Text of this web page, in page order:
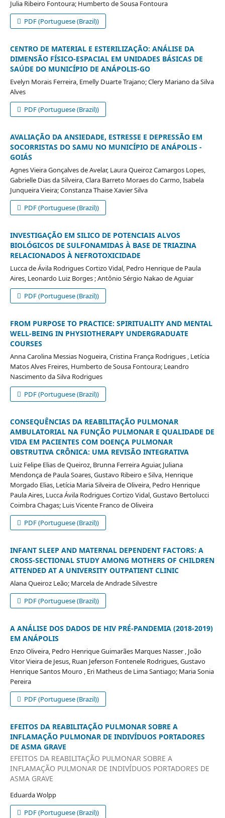
Julia Ribeiro Fontoura; Humberto de Sousa Fontoura
PDF (Portuguese (Brazil))
CENTRO DE MATERIAL E ESTERILIZAÇÃO: ANÁLISE DA
DIMENSÃO FÍSICO-ESPACIAL EM UNIDADES BÁSICAS DE
SAÚDE DO MUNICÍPIO DE ANÁPOLIS-GO
Evelyn Morais Ferreira, Emelly Duarte Trajano; Clery Mariano da Silva
Alves
PDF (Portuguese (Brazil))
AVALIAÇÃO DA ANSIEDADE, ESTRESSE E DEPRESSÃO EM
SOCORRISTAS DO SAMU NO MUNICÍPIO DE ANÁPOLIS -
GOIÁS
Agnes Vieira Gonçalves de Avelar, Laura Queiroz Camargos Lopes,
Gabrielle Dias da Silveira, Clara Barreto Moraes do Carmo, Isabela
Junqueira Vieira; Constanza Thaise Xavier Silva
PDF (Portuguese (Brazil))
INVESTIGAÇÃO EM SILICO DE POTENCIAIS ALVOS
BIOLÓGICOS DE SULFONAMIDAS À BASE DE TRIAZINA
RELACIONADOS À NEFROTOXICIDADE
Lucca de Ávila Rodrigues Cortizo Vidal, Pedro Henrique de Paula
Aires, Leonardo Luiz Borges ; Antônio Sérgio Nakao de Aguiar
PDF (Portuguese (Brazil))
FROM PURPOSE TO PRACTICE: SPIRITUALITY AND MENTAL
WELL-BEING IN PHYSIOTHERAPY UNDERGRADUATE
COURSES
Anna Carolina Messias Nogueira, Cristina França Rodrigues , Letícia
Matos Alves Freires, Humberto de Sousa Fontoura; Leandro
Nascimento da Silva Rodrigues
PDF (Portuguese (Brazil))
CONSEQUÊNCIAS DA REABILITAÇÃO PULMONAR
AMBULATORIAL NA FUNÇÃO PULMONAR E QUALIDADE DE
VIDA EM PACIENTES COM DOENÇA PULMONAR
OBSTRUTIVA CRÔNICA: UMA REVISÃO INTEGRATIVA
Luiz Felipe Elias de Queiroz, Brunna Ferreira Aguiar, Juliana
Mendonça de Paula Soares, Gustavo Ribeiro e Silva, Henrique
Morgado Elias, Letícia Maria Silveira de Oliveira, Pedro Henrique
Paula Aires, Lucca Ávila Rodrigues Cortizo Vidal, Gustavo Bertolucci
Coimbra Chagas; Luis Vicente Franco de Oliveira
PDF (Portuguese (Brazil))
INFANT SLEEP AND MATERNAL DEPENDENT FACTORS: A
CROSS-SECTIONAL STUDY AMONG MOTHERS OF CHILDREN
ATTENDED AT A UNIVERSITY OUTPATIENT CLINIC
Alana Queiroz Leão; Marcela de Andrade Silvestre
PDF (Portuguese (Brazil))
A ANÁLISE DOS DADOS DE HIV PRÉ-PANDEMIA (2018-2019)
EM ANÁPOLIS
Enzo Oliveira, Pedro Henrique Guimarães Marques Nasser , João
Vitor Vieira de Jesus, Ruan Jeferson Fontenele Rodrigues, Gustavo
Henrique Santos Mouro , Eri Matheus de Lima Santiago; Maria Sonia
Pereira
PDF (Portuguese (Brazil))
EFEITOS DA REABILITAÇÃO PULMONAR SOBRE A
INFLAMAÇÃO PULMONAR DE INDIVÍDUOS PORTADORES
DE ASMA GRAVE
EFEITOS DA REABILITAÇÃO PULMONAR SOBRE A
INFLAMAÇÃO PULMONAR DE INDIVÍDUOS PORTADORES DE
ASMA GRAVE
Eduarda Wolpp
PDF (Portuguese (Brazil))